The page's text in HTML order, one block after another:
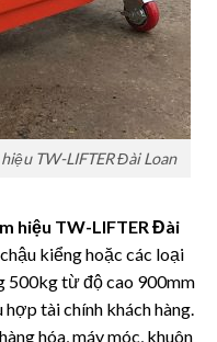
TW-LIFTER Đài Loan
hiệu TW-LIFTER Đài
kiểng hoặc các loại
500kg từ độ cao 900mm
tài chính khách hàng.
hóa, máy móc, khuôn